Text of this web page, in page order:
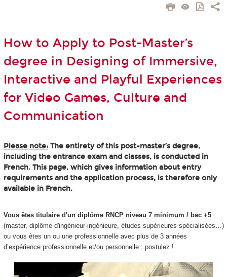
How to Apply to Post-Master’s
degree in Designing of Immersive,
Interactive and Playful Experiences
for Video Games, Culture and
Communication
Please note:The entirety of this post-master’s degree,
including the entrance exam and classes, is conducted in
French. This page, which gives information about entry
requirements and the application process, is therefore only
available in French.
Vous êtes titulaire d'un diplôme RNCP niveau 7 minimum / bac +5
(master, diplôme d'ingénieur·ingénieure, études supérieures spécialisées…)
ou vous êtes un ou une professionnelle avec plus de 3 années
d’expérience professionnelle et/ou personnelle : postulez !